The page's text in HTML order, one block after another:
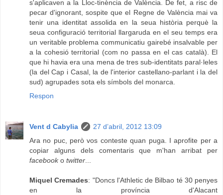
s'aplicaven a la Lloc-tinència de València. De fet, a risc de
pecar d'ignorant, sospite que el Regne de València mai va
tenir una identitat assolida en la seua història perquè la
seua configuració territorial llargaruda en el seu temps era
un veritable problema communicatiu gairebé insalvable per
a la cohesió territorial (com no passa en el cas català). El
que hi havia era una mena de tres sub-identitats paral·leles
(la del Cap i Casal, la de l'interior castellano-parlant i la del
sud) agrupades sota els símbols del monarca.
Respon
Vent d Cabylia
27 d’abril, 2012 13:09
Ara no puc, però vos conteste quan puga. I aprofite per a
copiar alguns dels comentaris que m'han arribat per
facebooko twitter
Miquel Cremades: "Doncs l'Athletic de Bilbao té 30 penyes
en la província d'Alacant